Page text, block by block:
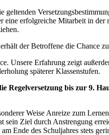
geltenden
eine erfolgreiche Mitarbeit in
der Betroffene die Chance
Unsere Erfahrung zeigt
späterer Klassenstufen.
Regelversetzung bis zur 9.
Weise Anreize zum
sein Ziel durch Anstrengung
Ende des Schuljahres stets